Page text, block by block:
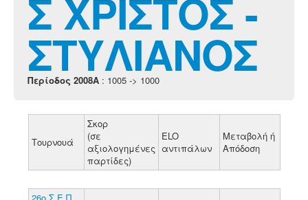
chesstu.be @ discord
LoginΣ ΧΡΙΣΤΟΣ -
ΣΤΥΛΙΑΝΟΣ
Περίοδος 2008A : 1005 -> 1000
Τουρνουά
Σκορ
(σε
αξιολογημένες
παρτίδες)
ELO
αντιπάλων
Μεταβολή ή
Απόδοση